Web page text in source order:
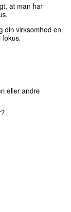
at man har
din virksomhed en
eller andre